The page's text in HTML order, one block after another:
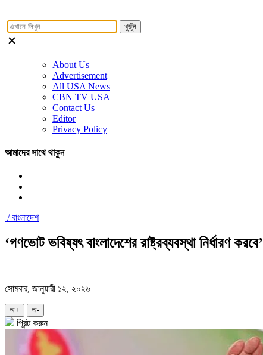
খুজুঁন
About Us
Advertisement
All USA News
CBN TV USA
Contact Us
Editor
Privacy Policy
আমাদের সাথে থাকুন
/বাংলাদেশ
‘গণভোট ভবিষ্যৎ বাংলাদেশের রাষ্ট্রব্যবস্থা নির্ধারণ করবে’
সোমবার, জানুয়ারী ১২, ২০২৬
অ+ অ-
প্রিন্ট করুন